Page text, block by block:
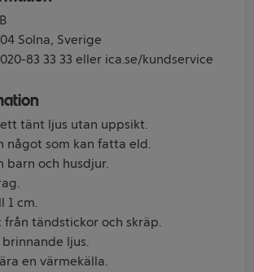
Solna, Sverige
83 33 33 eller ica.se/kundservice
tänt ljus utan uppsikt.
något som kan fatta eld.
barn och husdjur.
1 cm.
tändstickor och skräp.
ljus.
en värmekälla.